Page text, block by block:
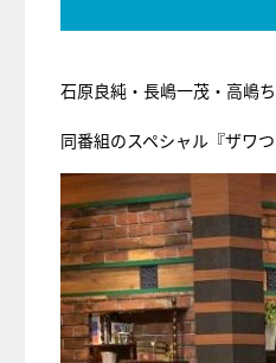
石原良純・長嶋一茂・高嶋
同番組のスペシャル『ザワ